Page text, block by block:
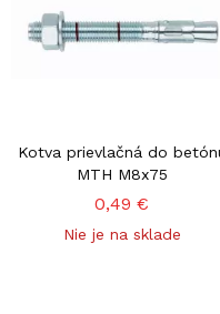
Kotva prievlačná do
MTH M8x75
0,49 €
Nie je na sklade